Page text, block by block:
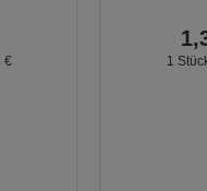
€
1,
1